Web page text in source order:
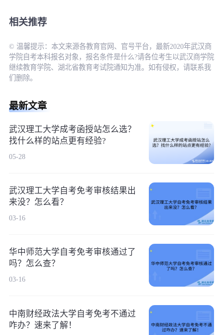
相关推荐
© 温馨提示：本文来源各教育官网、官号平台，最新2020年武汉商
学院自考本科报名对象，报名条件是什么?请各位考生以武汉商学院
继续教育学院、湖北省教育考试院通知为准。如有侵权，请联系我
们删除。
最新文章
武汉理工大学成考函授站怎么选？
找什么样的站点更有经验?
05-28
武汉理工大学自考免考审核结果出
来没？怎么看？
03-16
华中师范大学自考免考审核通过了
吗？怎么查？
03-16
中南财经政法大学自考免考不通过
咋办？速来了解！